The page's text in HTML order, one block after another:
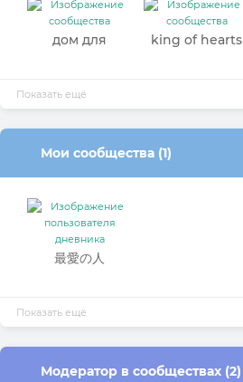
дом для
king of hearts
Показать ещё
Мои сообщества (1)
最愛の人
Показать ещё
Модератор в сообществах (2)